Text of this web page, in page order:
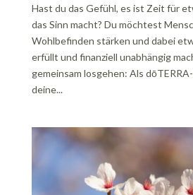
Hast du das Gefühl, es ist Zeit für
das Sinn macht? Du möchtest
Wohlbefinden stärken und dabei
erfüllt und finanziell unabhängig
gemeinsam losgehen: Als
deine...